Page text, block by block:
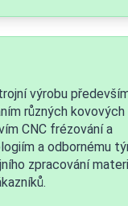
výrobu
různých kovových
CNC frézování a
a odbornému
zpracování